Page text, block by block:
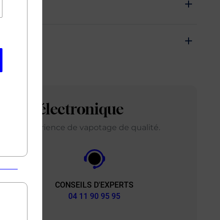
électronique
expérience de vapotage de qualité.
CONSEILS D'EXPERTS
04 11 90 95 95